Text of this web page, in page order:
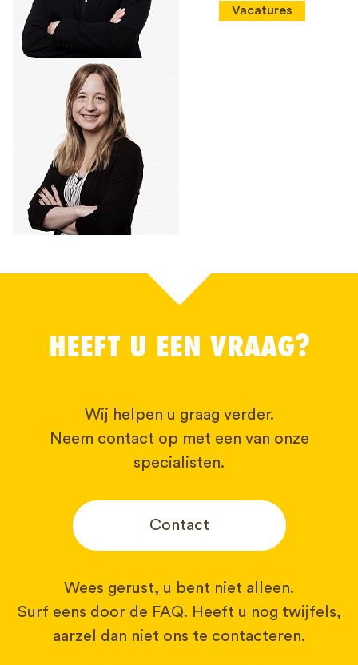
Vacatures
HEEFT U EEN VRAAG?
Wij helpen u graag verder.
Neem contact op met een van onze
specialisten.
Contact
Wees gerust, u bent niet alleen.
Surf eens door de FAQ. Heeft u nog twijfels,
aarzel dan niet ons te contacteren.